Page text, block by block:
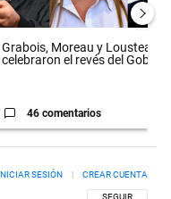
Grabois, Moreau y Lousteau
celebraron el revés del Gobi...
46 comentarios
SIGA ESTA
SEGUIR
INICIAR SESIÓN CREAR CUENTA